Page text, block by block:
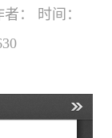
： 时间：